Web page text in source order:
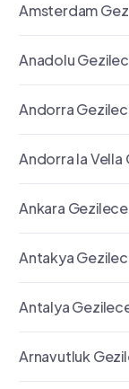
Amsterdam
Anadolu
Andorra
Andorra la Vella
Ankara
Antakya
Antalya
Arnavutluk